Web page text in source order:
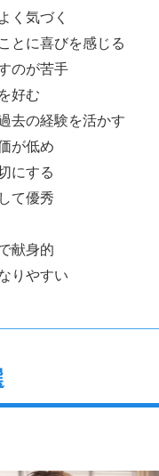
く気づく
とに喜びを感じる
のが苦手
好む
去の経験を活かす
が低め
にする
て優秀
献身的
りやすい